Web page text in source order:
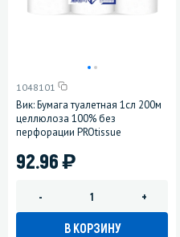
1048101
Вик: Бумага туалетная 1сл 200м
целлюлоза 100% без
перфорации PROtissue
92.96)
- +
В КОРЗИНУ